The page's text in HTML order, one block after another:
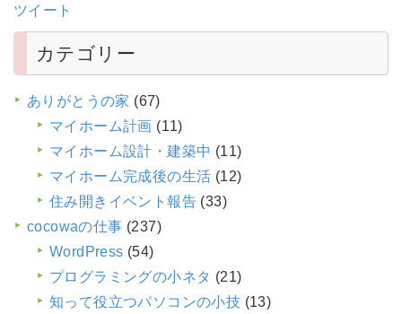
ツイート
カテゴリー
ありがとうの家 (67)
マイホーム計画 (11)
マイホーム設計・建築中 (11)
マイホーム完成後の生活 (12)
住み開きイベント報告 (33)
cocowaの仕事 (237)
WordPress (54)
プログラミングの小ネタ (21)
知って役立つパソコンの小技 (13)